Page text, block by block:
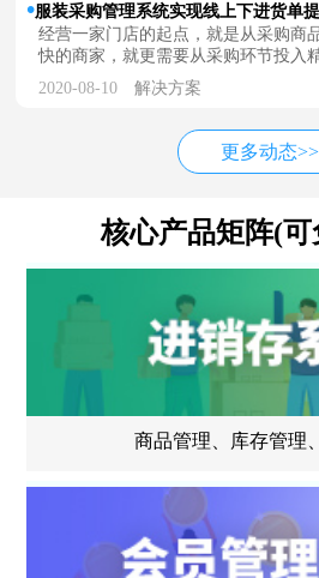
服装采购管理系统实现线上下进货单
经营一家门店的起点，就是从采购商
快的商家，就更需要从采购环节投入
2020-08-10 解决方案
更多动态>>
核心产品矩阵(
商品管理、库存管理